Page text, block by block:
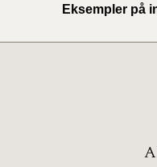
Eksempler på